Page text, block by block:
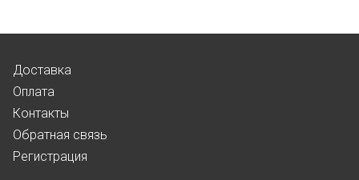
Доставка
Оплата
Контакты
Обратная связь
Регистрация